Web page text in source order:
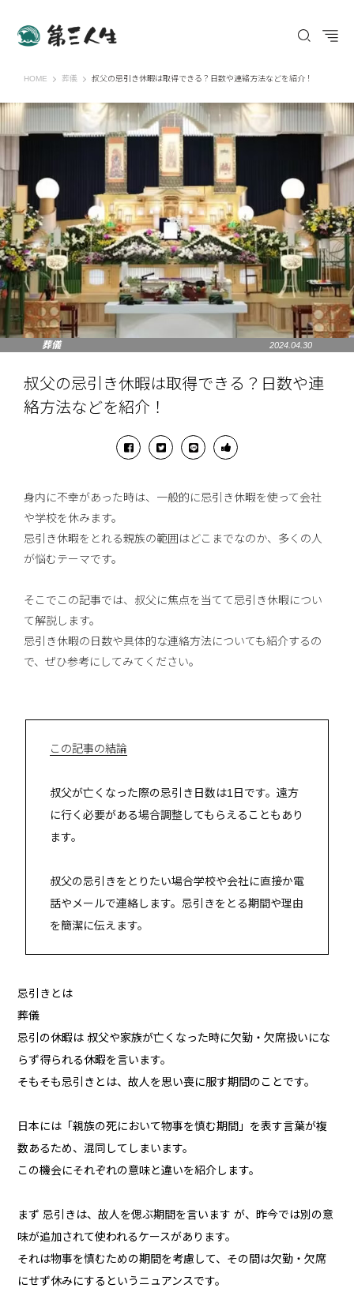
HOME 第三人生 〜寄り道の歩き方〜
葬儀 叔父の忌引き休暇は取得できる？日数や連絡方法などを紹介！
葬儀 2024.04.30
叔父の忌引き休暇は取得できる？日数や連
絡方法などを紹介！
身内に不幸があった時は、一般的に忌引き休暇を使って会社
や学校を休みます。
忌引き休暇をとれる親族の範囲はどこまでなのか、多くの人
が悩むテーマです。
そこでこの記事では、叔父に焦点を当てて忌引き休暇につい
て解説します。
忌引き休暇の日数や具体的な連絡方法についても紹介するの
で、ぜひ参考にしてみてください。
この記事の結論
叔父が亡くなった際の忌引き日数は1日です。遠方
に行く必要がある場合調整してもらえることもあり
ます。
叔父の忌引きをとりたい場合学校や会社に直接か電
話やメールで連絡します。忌引きをとる期間や理由
を簡潔に伝えます。
忌引きとは
葬儀
忌引の休暇は 叔父や家族が亡くなった時に欠勤・欠席扱いにな
らず得られる休暇を言います。
そもそも忌引きとは、故人を思い喪に服す期間のことです。
日本には「親族の死において物事を慎む期間」を表す言葉が複
数あるため、混同してしまいます。
この機会にそれぞれの意味と違いを紹介します。
まず 忌引きは、故人を偲ぶ期間を言います が、昨今では別の意
味が追加されて使われるケースがあります。
それは物事を慎むための期間を考慮して、その間は欠勤・欠席
にせず休みにするというニュアンスです。